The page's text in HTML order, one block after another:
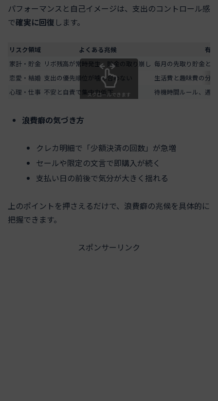
パフォーマンスと自己イメージは、支出のコントロール感
で確実に回復 します。
リスク領域 よくある兆候
有
家計・貯金 リボ残高が常時発生、貯金の取り崩し 毎月の先取り貯金と
恋愛・結婚 支出の優先順位が噛み合わない
生活費と趣味費の分
心理・仕事 不安と自責で集中力低下 待機時間ルール、週3
スクロールできます
浪費癖の気づき方
クレカ明細で「少額決済の回数」が急増
セールや限定の文言で即購入が続く
支払い日の前後で気分が大きく揺れる
上のポイントを押さえるだけで、浪費癖の兆候を具体的に
把握できます。
スポンサーリンク